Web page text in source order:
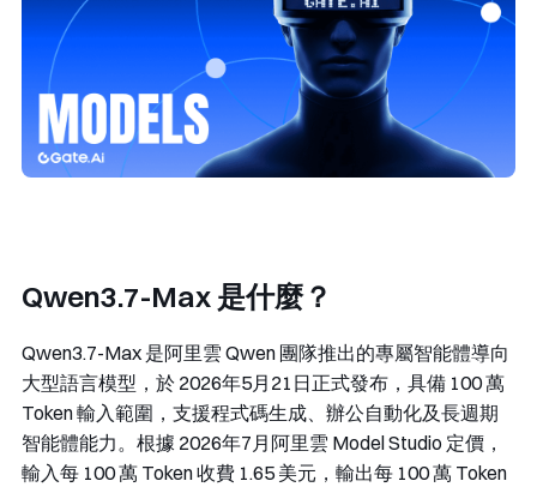
Qwen3.7-Max 是什麼？
Qwen3.7-Max 是阿里雲 Qwen 團隊推出的專屬智能體導向
大型語言模型，於 2026年5月21日正式發布，具備 100 萬
Token 輸入範圍，支援程式碼生成、辦公自動化及長週期
智能體能力。根據 2026年7月阿里雲 Model Studio 定價，
輸入每 100 萬 Token 收費 1.65 美元，輸出每 100 萬 Token